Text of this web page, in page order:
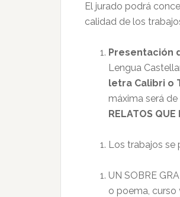
El jurado podrá
calidad de los
Presentación
Lengua
letra Calibri o
máxima será
RELATOS QUE
Los trabajos se
UN SOBRE
o poema, curso